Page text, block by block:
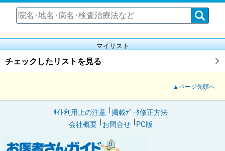
マイリスト
チェックしたリストを見る
▲ページ先頭へ
ｻｲﾄ利用上の注意 掲載ﾃﾞｰﾀ修正方法
会社概要
お問合せ PC版